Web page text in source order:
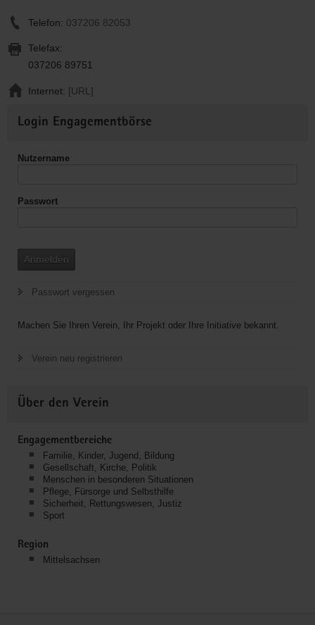
Telefon: 037206 82053
Telefax:
037206 89751
Internet: [URL]
Informationen
Login Engagementbörse
Nutzername
Passwort
Anmelden
Passwort vergessen
Machen Sie Ihren Verein, Ihr Projekt oder Ihre Initiative bekannt.
Verein neu registrieren
Über den Verein
Engagementbereiche
Familie, Kinder, Jugend, Bildung
Gesellschaft, Kirche, Politik
Menschen in besonderen Situationen
Pflege, Fürsorge und Selbsthilfe
Sicherheit, Rettungswesen, Justiz
Sport
Region
Mittelsachsen